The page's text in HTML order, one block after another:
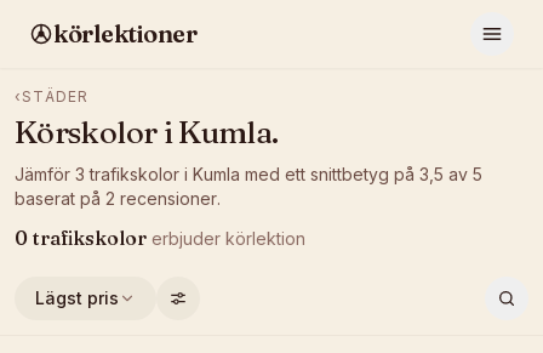
körlektioner
‹ STÄDER
Körskolor iKumla.
Jämför 3 trafikskolor i Kumla med ett snittbetyg på 3,5 av 5
baserat på 2 recensioner.
0 trafikskolor erbjuder körlektion
Lägst pris